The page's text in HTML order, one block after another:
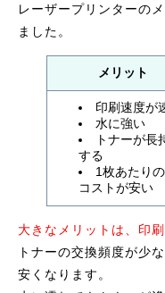
レーザープリンターの
ました。
メリット
印刷速度が
水に強い
トナーが長
する
1枚あたり
コストが安い
大きなメリットは、印
トナーの交換頻度が少
安くなります。